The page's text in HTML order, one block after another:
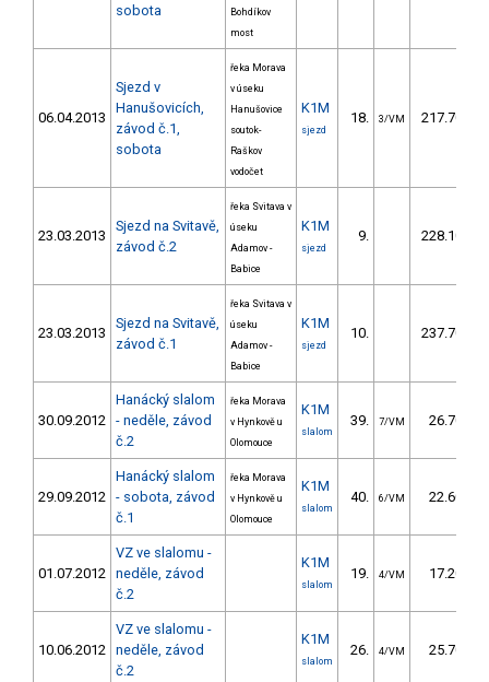
sobota
Bohdíkov
most
06.04.2013
Sjezd v
Hanušovicích,
závod č.1,
sobota
řeka Morava
v úseku
Hanušovice
soutok-
Raškov
vodočet
K1M
sjezd
18. 3/VM 217.70
23.03.2013
Sjezd na Svitavě,
závod č.2
řeka Svitava v
úseku
Adamov -
Babice
K1M
sjezd
9. 228.10
23.03.2013
Sjezd na Svitavě,
závod č.1
řeka Svitava v
úseku
Adamov -
Babice
K1M
sjezd
10. 237.70
30.09.2012
Hanácký slalom
- neděle, závod
č.2
řeka Morava
v Hynkově u
Olomouce
K1M
slalom
39. 7/VM 26.70
29.09.2012
Hanácký slalom
- sobota, závod
č.1
řeka Morava
v Hynkově u
Olomouce
K1M
slalom
40. 6/VM 22.60
01.07.2012
VZ ve slalomu -
neděle, závod
č.2
K1M
slalom
19. 4/VM 17.20
10.06.2012
VZ ve slalomu -
neděle, závod
č.2
K1M
slalom
26. 4/VM 25.70